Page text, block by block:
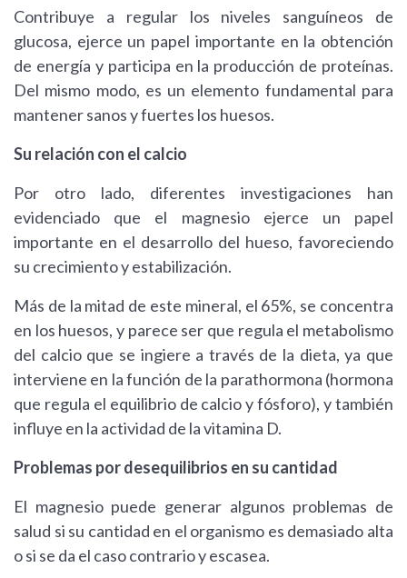
Contribuye a regular los niveles sanguíneos de
glucosa, ejerce un papel importante en la obtención
de energía y participa en la producción de proteínas.
Del mismo modo, es un elemento fundamental para
mantener sanos y fuertes los huesos.
Su relación con el calcio
Por otro lado, diferentes investigaciones han
evidenciado que el magnesio ejerce un papel
importante en el desarrollo del hueso, favoreciendo
su crecimiento y estabilización.
Más de la mitad de este mineral, el 65%, se concentra
en los huesos, y parece ser que regula el metabolismo
del calcio que se ingiere a través de la dieta, ya que
interviene en la función de la parathormona (hormona
que regula el equilibrio de calcio y fósforo), y también
influye en la actividad de la vitamina D.
Problemas por desequilibrios en su cantidad
El magnesio puede generar algunos problemas de
salud si su cantidad en el organismo es demasiado alta
o si se da el caso contrario y escasea.